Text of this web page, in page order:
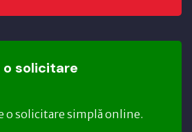
solicitare
o solicitare simplă online.